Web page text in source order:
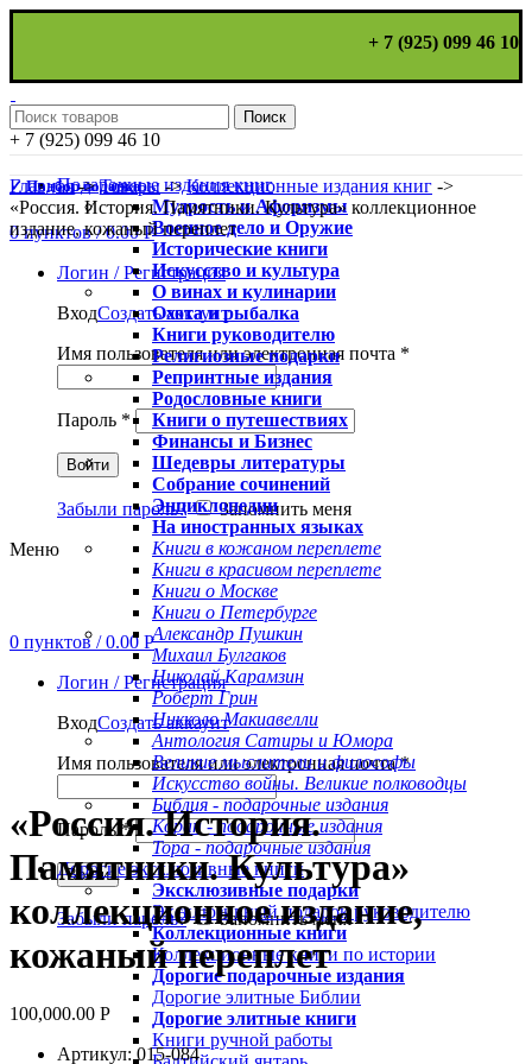
+ 7 (925) 099 46 10
Поиск
+ 7 (925) 099 46 10
✓ Подбор подарка
0пунктов / 0.00Р
Логин / Регистрация
ВходСоздать аккаунт
Имя пользователя или электронная почта *
Пароль *
Войти
Забыли пароль?
Запомнить меня
Меню
0 пунктов / 0.00 Р
Логин / Регистрация
ВходСоздать аккаунт
Имя пользователя или электронная почта*
Пароль *
Войти
Забыли пароль? Запомнить меня
Подарочные издания книг
Мудрость и Афоризмы
Военное дело и Оружие
Исторические книги
Искусство и культура
О винах и кулинарии
Охота и рыбалка
Книги руководителю
Религиозные подарки
Репринтные издания
Родословные книги
Книги о путешествиях
Финансы и Бизнес
Шедевры литературы
Собрание сочинений
Энциклопедии
На иностранных языках
Книги в кожаном переплете
Книги в красивом переплете
Книги о Москве
Книги о Петербурге
Александр Пушкин
Михаил Булгаков
Николай Карамзин
Роберт Грин
Никколо Макиавелли
Антология Сатиры и Юмора
Великие мыслители и философы
Искусство войны. Великие полководцы
Библия - подарочные издания
Коран - подарочные издания
Тора - подарочные издания
Дорогие эксклюзивные книги
Эксклюзивные подарки
Эксклюзивный подарок руководителю
Коллекционные книги
Коллекционные книги по истории
Дорогие подарочные издания
Дорогие элитные Библии
Дорогие элитные книги
Книги ручной работы
Главная->Товары->Коллекционные издания книг ->
«Россия. История. Памятники. Культура» коллекционное
издание, кожаный переплет
Увеличить
«Россия. История.
Памятники. Культура»
коллекционное издание,
кожаный переплет
100,000.00 Р
Артикул: 015-084